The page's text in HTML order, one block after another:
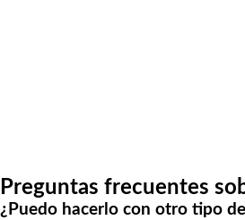
Preguntas frecuentes
¿Puedo hacerlo con otro tipo